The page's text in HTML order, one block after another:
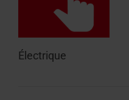
Électrique